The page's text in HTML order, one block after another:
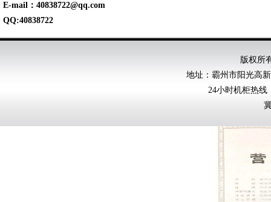
E-mail： 40838722@qq.com
QQ:40838722
版权所
地址：霸州市阳光高
24小时机柜热